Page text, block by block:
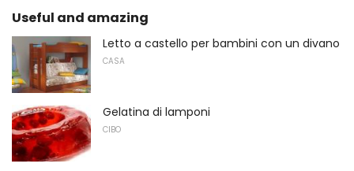
Useful and amazing
Letto a castello per bambini con un divano
CASA
Gelatina di lamponi
CIBO